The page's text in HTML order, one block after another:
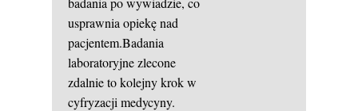
usprawnia opiekę nad
pacjentem.Badania
laboratoryjne zlecone
zdalnie to kolejny krok w
cyfryzacji medycyny.